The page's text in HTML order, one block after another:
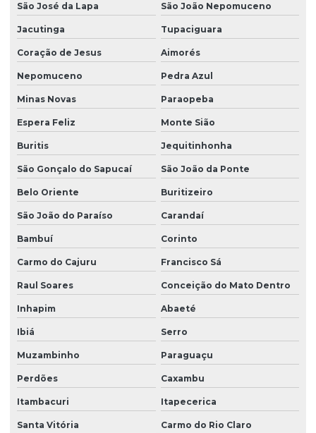
São José da Lapa São João Nepomuceno
Jacutinga Tupaciguara
Coração de Jesus Aimorés
Nepomuceno Pedra Azul
Minas Novas Paraopeba
Espera Feliz Monte Sião
Buritis Jequitinhonha
São Gonçalo do Sapucaí São João da Ponte
Belo Oriente Buritizeiro
São João do Paraíso Carandaí
Bambuí Corinto
Carmo do Cajuru Francisco Sá
Raul Soares Conceição do Mato Dentro
Inhapim Abaeté
Ibiá Serro
Muzambinho Paraguaçu
Perdões Caxambu
Itambacuri Itapecerica
Santa Vitória Carmo do Rio Claro